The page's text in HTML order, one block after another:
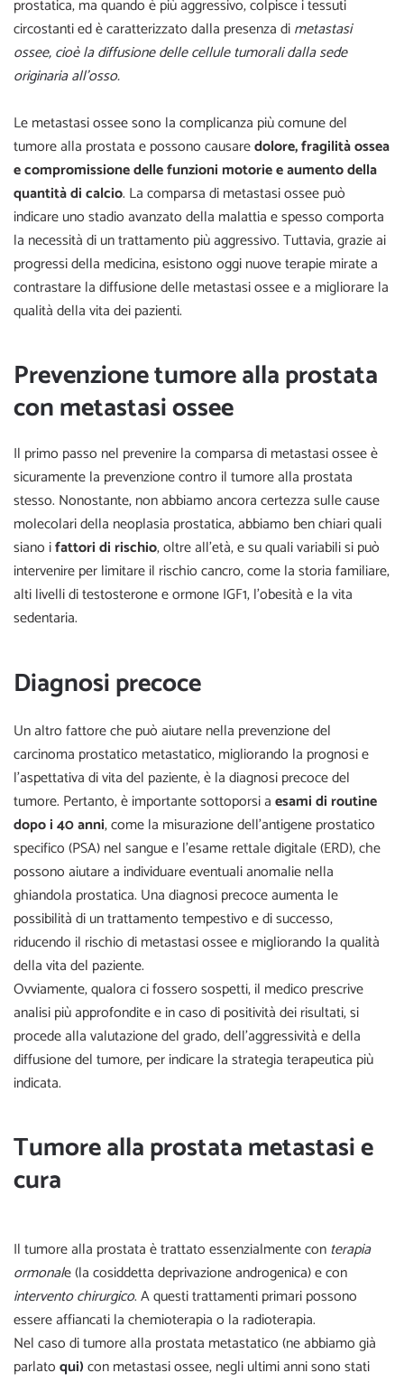
prostatica, ma quando è più aggressivo, colpisce i tessuti
circostanti ed è caratterizzato dalla presenza dimetastasi
ossee, cioè la diffusione delle cellule tumorali dalla sede
originaria all’osso.
Le metastasi ossee sono la complicanza più comune del
tumore alla prostata e possono causaredolore, fragilità ossea
e compromissione delle funzioni motorie e aumento della
quantità di calcio. La comparsa di metastasi ossee può
indicare uno stadio avanzato della malattia e spesso comporta
la necessità di un trattamento più aggressivo. Tuttavia, grazie ai
progressi della medicina, esistono oggi nuove terapie mirate a
contrastare la diffusione delle metastasi ossee e a migliorare la
qualità della vita dei pazienti.
Prevenzione tumore alla prostata
con metastasi ossee
Il primo passo nel prevenire la comparsa di metastasi ossee è
sicuramente la prevenzione contro il tumore alla prostata
stesso. Nonostante, non abbiamo ancora certezza sulle cause
molecolari della neoplasia prostatica, abbiamo ben chiari quali
siano ifattori di rischio, oltre all’età, e su quali variabili si può
intervenire per limitare il rischio cancro, come la storia familiare,
alti livelli di testosterone e ormone IGF1, l’obesità e la vita
sedentaria.
Diagnosi precoce
Un altro fattore che può aiutare nella prevenzione del
carcinoma prostatico metastatico, migliorando la prognosi e
l’aspettativa di vita del paziente, è la diagnosi precoce del
tumore. Pertanto, è importante sottoporsi aesami di routine
dopo i 40 anni, come la misurazione dell’antigene prostatico
specifico (PSA) nel sangue e l’esame rettale digitale (ERD), che
possono aiutare a individuare eventuali anomalie nella
ghiandola prostatica. Una diagnosi precoce aumenta le
possibilità di un trattamento tempestivo e di successo,
riducendo il rischio di metastasi ossee e migliorando la qualità
della vita del paziente.
Ovviamente, qualora ci fossero sospetti, il medico prescrive
analisi più approfondite e in caso di positività dei risultati, si
procede alla valutazione del grado, dell’aggressività e della
diffusione del tumore, per indicare la strategia terapeutica più
indicata.
Tumore alla prostata metastasi e
cura
Il tumore alla prostata è trattato essenzialmente conterapia
ormonale (la cosiddetta deprivazione androgenica) e con
intervento chirurgico. A questi trattamenti primari possono
essere affiancati la chemioterapia o la radioterapia.
Nel caso di tumore alla prostata metastatico (ne abbiamo già
parlatoqui)con metastasi ossee, negli ultimi anni sono stati